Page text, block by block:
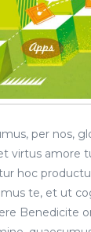
per nos,
virtus amore
hoc
te, et ut
Benedicite